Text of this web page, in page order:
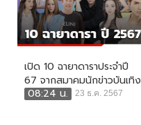
เปิด 10 ฉายาดาราประจำปี
67 จากสมาคมนักข่าวบันเทิง
08:24 น.
23 ธ.ค. 2567